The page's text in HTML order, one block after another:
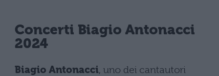
Concerti Biagio Antonacci
2024
Biagio Antonacci, uno dei cantautori